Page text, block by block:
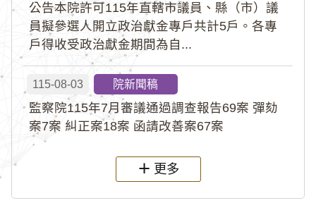
公告本院許可115年直轄市議員、縣（市）議
員擬參選人開立政治獻金專戶共計5戶。各專
戶得收受政治獻金期間為自...
115-08-03 院新聞稿
監察院115年7月審議通過調查報告69案 彈劾
案7案 糾正案18案 函請改善案67案
更多